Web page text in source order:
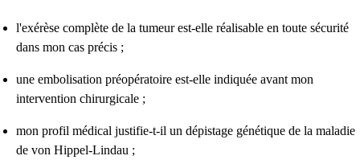
l'exérèse complète de la tumeur est-elle réalisable en toute sécurité
dans mon cas précis ;
une embolisation préopératoire est-elle indiquée avant mon
intervention chirurgicale ;
mon profil médical justifie-t-il un dépistage génétique de la maladie
de von Hippel-Lindau ;